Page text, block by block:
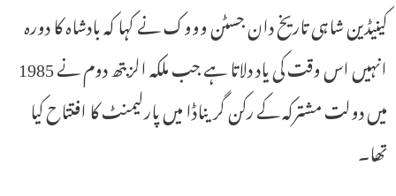
کینیڈین شاہی تاریخ دان جسٹن وووک نے کہا کہ بادشاہ کا دورہ
انہیں اس وقت کی یاد دلاتا ہے جب ملکہ الزبتھ دوم نے 1985
میں دولت مشترکہ کے رکن گریناڈا میں پارلیمنٹ کا افتتاح کیا
تھا۔